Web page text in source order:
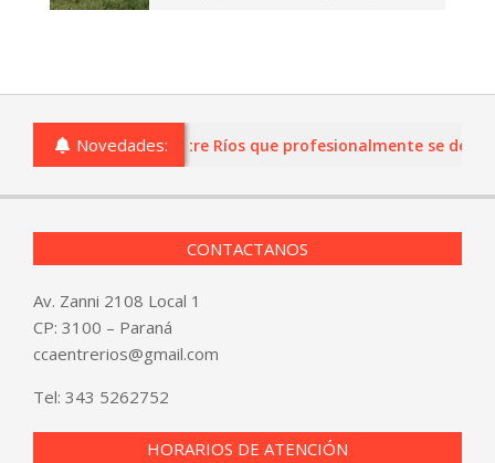
Novedades:
o comercios de Entre Ríos que profesionalmente se
CONTACTANOS
Av. Zanni 2108 Local 1
CP: 3100 – Paraná
ccaentrerios@gmail.com
Tel: 343 5262752
HORARIOS DE ATENCIÓN